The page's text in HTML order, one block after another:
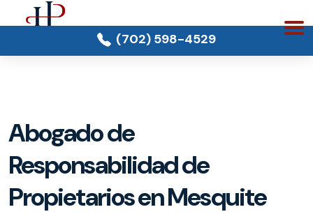
(702) 598-4529
Abogado de
Responsabilidad de
Propietarios en Mesquite